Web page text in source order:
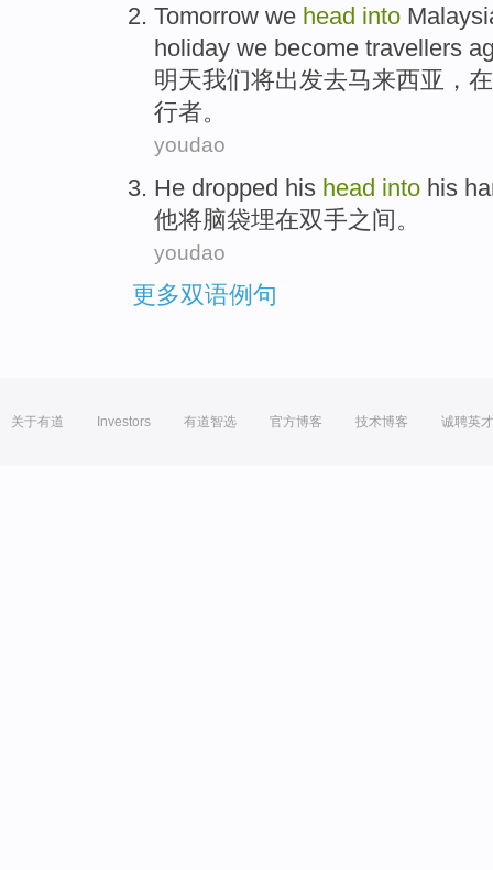
Tomorrow we head into
holiday we become travellers
明天我们将出发去马来西亚， 在
行者。
youdao
He dropped his head into his
他将脑袋埋在双手之间。
youdao
更多双语例句
关于有道 Investors 有道智选 官方博客 技术博客 诚聘英才